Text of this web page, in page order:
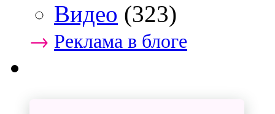
Видео (323)
→ Реклама в блоге